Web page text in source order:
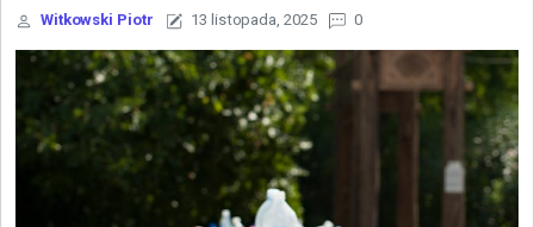
Witkowski Piotr 13 listopada, 2025 0